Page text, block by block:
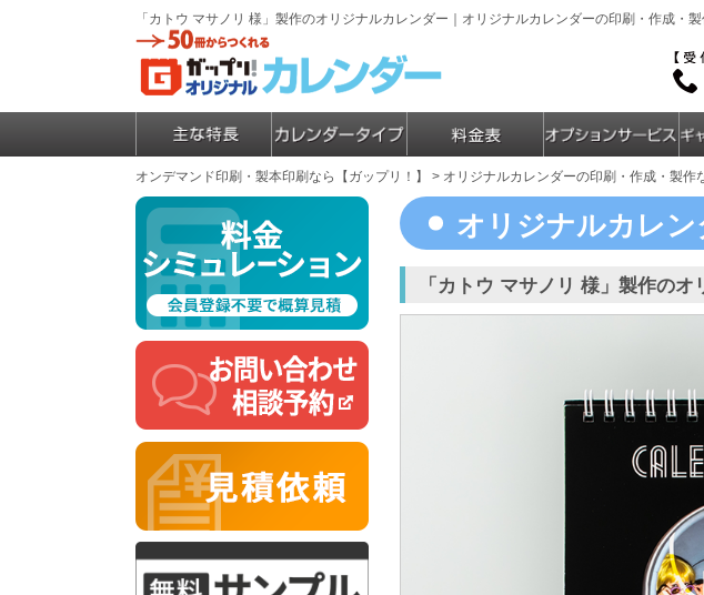
「カトウ マサノリ 様」製作のオリジナルカレンダー｜オリジナルカレンダーの印刷・作成・製
オンデマンド印刷・製本印刷なら【ガップリ！】 > オリジナルカレンダーの印刷・作成・製作
オリジナルカレン
「カトウ マサノリ 様」製作の